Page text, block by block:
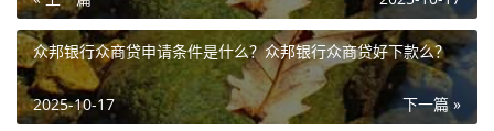
4、征信要求
信贷记录：法人及企业非信贷白户
逾期记录：当前无逾期，近3个月无逾期，2年内无连3
累6.1年内贷款不得有累2
众邦银行众商贷申请条件是什么？众邦银行众商贷好下款么？
下一篇 »
2025-10-17